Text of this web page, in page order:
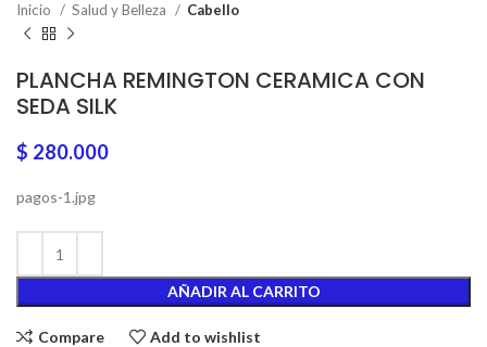
Inicio Salud y Belleza Cabello
PLANCHA REMINGTON CERAMICA CON
SEDA SILK
$ 280.000
pagos-1.jpg
AÑADIR AL CARRITO
Compare Add to wishlist